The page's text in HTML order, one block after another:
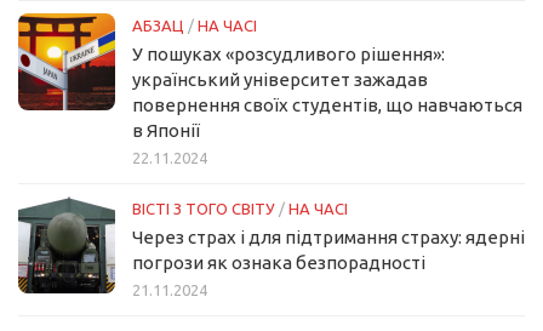
АБЗАЦ / НА ЧАСІ
У пошуках «розсудливого рішення»:
український університет зажадав
повернення своїх студентів, що навчаються
в Японії
22.11.2024
ВІСТІ З ТОГО СВІТУ / НА ЧАСІ
Через страх і для підтримання страху: ядерні
погрози як ознака безпорадності
21.11.2024